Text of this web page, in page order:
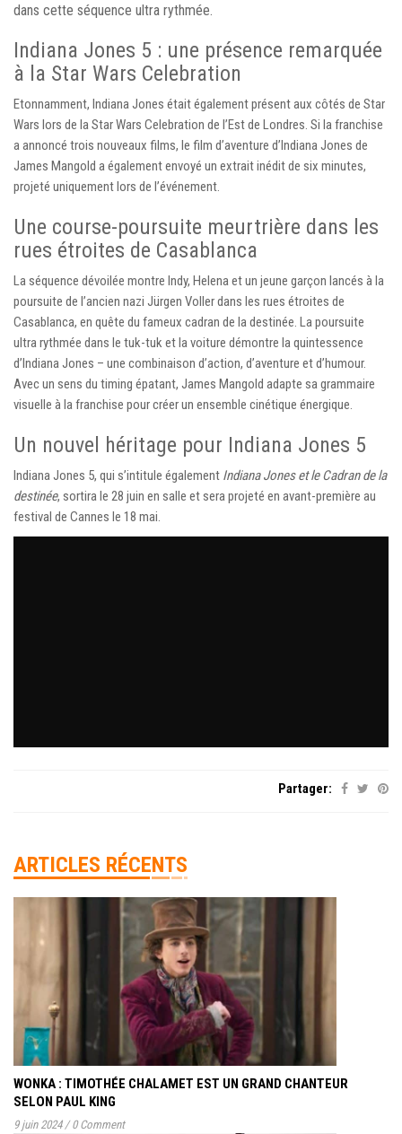
dans cette séquence ultra rythmée.
Indiana Jones 5 : une présence remarquée
à la Star Wars Celebration
Etonnamment, Indiana Jones était également présent aux côtés de Star
Wars lors de la Star Wars Celebration de l’Est de Londres. Si la franchise
a annoncé trois nouveaux films, le film d’aventure d’Indiana Jones de
James Mangold a également envoyé un extrait inédit de six minutes,
projeté uniquement lors de l’événement.
Une course-poursuite meurtrière dans les
rues étroites de Casablanca
La séquence dévoilée montre Indy, Helena et un jeune garçon lancés à la
poursuite de l’ancien nazi Jürgen Voller dans les rues étroites de
Casablanca, en quête du fameux cadran de la destinée. La poursuite
ultra rythmée dans le tuk-tuk et la voiture démontre la quintessence
d’Indiana Jones – une combinaison d’action, d’aventure et d’humour.
Avec un sens du timing épatant, James Mangold adapte sa grammaire
visuelle à la franchise pour créer un ensemble cinétique énergique.
Un nouvel héritage pour Indiana Jones 5
Indiana Jones 5, qui s’intitule également Indiana Jones et le Cadran de la
destinée, sortira le 28 juin en salle et sera projeté en avant-première au
festival de Cannes le 18 mai.
Partager:
ARTICLES RÉCENTS
WONKA : TIMOTHÉE CHALAMET EST UN GRAND CHANTEUR
SELON PAUL KING
9 juin 2024 / 0 Comment